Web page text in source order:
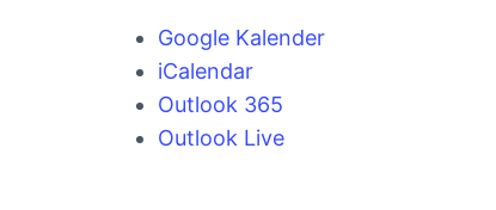
Google Kalender
iCalendar
Outlook 365
Outlook Live